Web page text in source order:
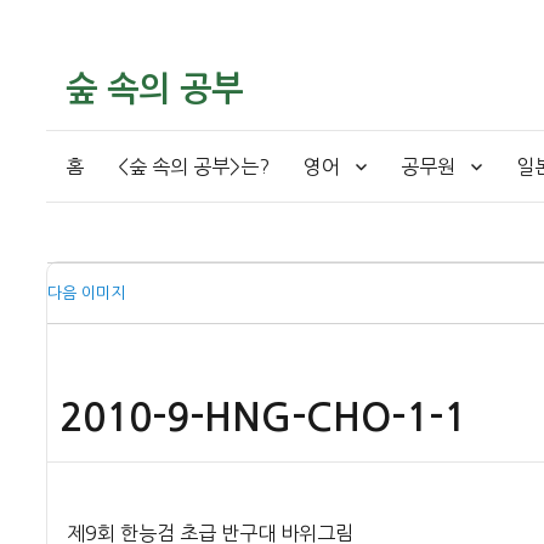
숲 속의 공부
홈 <숲 속의 공부>는? 영어 공무원 일
다음 이미지
2010-9-HNG-CHO-1-1
제9회 한능검 초급 반구대 바위그림